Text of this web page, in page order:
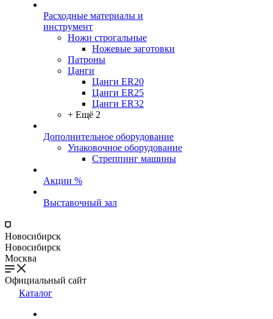
Расходные материалы и
инструмент
Ножи строгальные
Ножевые заготовки
Патроны
Цанги
Цанги ER20
Цанги ER25
Цанги ER32
+ Ещё 2
Дополнительное оборудование
Упаковочное оборудование
Стреппинг машины
Акции %
Выставочный зал
Новосибирск
Новосибирск
Москва
Официальный сайт
Каталог